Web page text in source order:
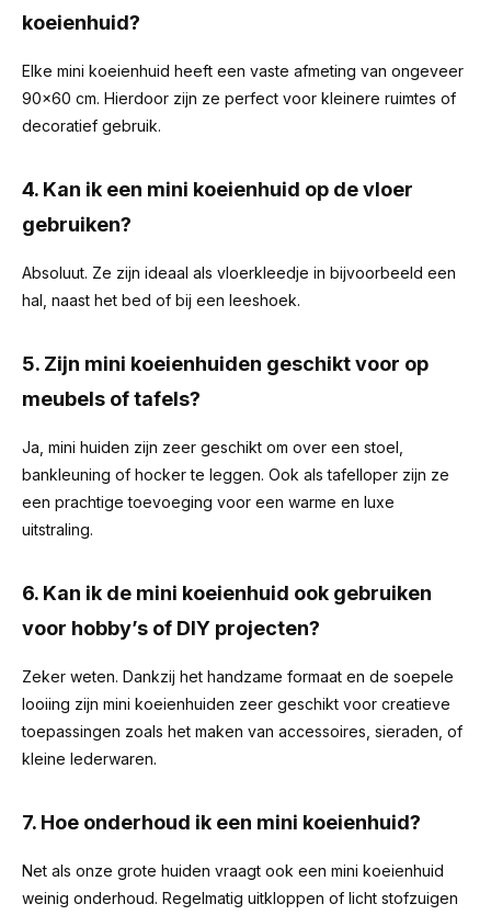
koeienhuid?
Elke mini koeienhuid heeft een vaste afmeting van ongeveer
90x60 cm. Hierdoor zijn ze perfect voor kleinere ruimtes of
decoratief gebruik.
4. Kan ik een mini koeienhuid op de vloer
gebruiken?
Absoluut. Ze zijn ideaal als vloerkleedje in bijvoorbeeld een
hal, naast het bed of bij een leeshoek.
5. Zijn mini koeienhuiden geschikt voor op
meubels of tafels?
Ja, mini huiden zijn zeer geschikt om over een stoel,
bankleuning of hocker te leggen. Ook als tafelloper zijn ze
een prachtige toevoeging voor een warme en luxe
uitstraling.
6. Kan ik de mini koeienhuid ook gebruiken
voor hobby’s of DIY projecten?
Zeker weten. Dankzij het handzame formaat en de soepele
looiing zijn mini koeienhuiden zeer geschikt voor creatieve
toepassingen zoals het maken van accessoires, sieraden, of
kleine lederwaren.
7. Hoe onderhoud ik een mini koeienhuid?
Net als onze grote huiden vraagt ook een mini koeienhuid
weinig onderhoud. Regelmatig uitkloppen of licht stofzuigen